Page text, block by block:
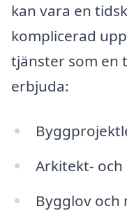
kan vara en
komplicerad
tjänster som en
erbjuda:
Arkitekt-
Bygglov